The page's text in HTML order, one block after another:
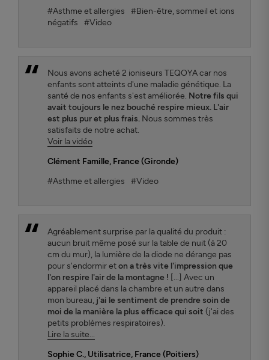
#Asthme et allergies
#Bien-être, sommeil et ions
négatifs
#Video
Nous avons acheté 2 ioniseurs TEQOYA car nos
enfants sont atteints d'une maladie génétique. La
santé de nos enfants s'est améliorée. Notre fils qui
avait toujours le nez bouché respire mieux. L'air
est plus pur et plus frais.Nous sommes très
satisfaits de notre achat.
Voir la vidéo
Clément Famille, France (Gironde)
#Asthme et allergies
#Video
Agréablement surprise par la qualité du produit :
aucun bruit même posé sur la table de nuit (à 20
cm du mur), la lumière de la diode ne dérange pas
pour s'endormir eton a très vite l'impression que
l'on respire l'air de la montagne ! [...] Avec un
appareil placé dans la chambre et un autre dans
mon bureau, j'ai le sentiment de prendre soin de
moi de la manière la plus efficace qui soit (j'ai des
petits problèmes respiratoires).
Lire la suite...
Sophie C., Utilisatrice, France (Poitiers)